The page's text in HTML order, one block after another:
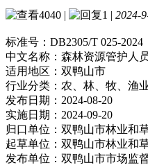
4040 | 1 | 2024-
标准号： DB2305/T 025-2024
中文名称： 森林资源管护人
适用地区： 双鸭山市
行业分类： 农、林、牧、渔
发布日期： 2024-08-20
实施日期： 2024-09-20
归口单位： 双鸭山市林业和
起草单位： 双鸭山市林业和
发布单位： 双鸭山市市场监